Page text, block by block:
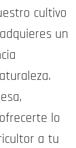
cultivo
un
lo
a tu